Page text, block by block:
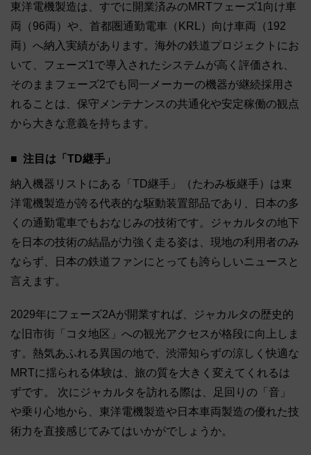
東洋電機製造は、すでに開業済みのMRTフェーズ1向け車
両（96両）や、首都圏通勤電車（KRL）向け車両（192
両）へ納入実績があります。海外の鉄道プロジェクトにお
いて、フェーズ1で導入されたシステムが高く評価され、
そのままフェーズ2でも同一メーカーの機器が継続採用さ
れることは、保守メンテナンスの共通化や安定稼働の観点
から大きな意義を持ちます。
注目は「TD継手」
納入機器リストにある「TD継手」（たわみ板継手）は東
洋電機製造が誇る代表的な駆動装置部品であり、日本の多
くの通勤電車でもおなじみの技術です。ジャカルタの地下
を日本の技術の結晶が力強く走る姿は、現地の利用者のみ
ならず、日本の鉄道ファンにとっても誇らしいニュースと
言えます。
2029年にフェーズ2Aが開業すれば、ジャカルタの歴史的
な旧市街「コタ地区」への観光アクセスが格段に向上しま
す。熱気あふれる異国の地で、渋滞知らずの涼しく快適な
MRTに揺られる体験は、旅の質を大きく変えてくれるは
ずです。 次にジャカルタを訪れる際は、足回りの「音」
や乗り心地から、東洋電機製造や日本車両製造の優れた技
術力を直接感じてみてはいかがでしょうか。